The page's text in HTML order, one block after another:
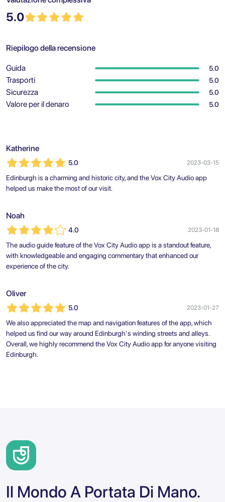
5.0
Riepilogo della recensione
Guida 5.0
Trasporti 5.0
Sicurezza 5.0
Valore per il denaro 5.0
Katherine
5.0 2023-03-15
Edinburgh is a charming and historic city, and the Vox City Audio app
helped us make the most of our visit.
Noah
4.0 2023-01-18
The audio guide feature of the Vox City Audio app is a standout feature,
with knowledgeable and engaging commentary that enhanced our
experience of the city.
Oliver
5.0 2023-01-27
We also appreciated the map and navigation features of the app, which
helped us find our way around Edinburgh's winding streets and alleys.
Overall, we highly recommend the Vox City Audio app for anyone visiting
Edinburgh.
Il Mondo A Portata Di Mano.